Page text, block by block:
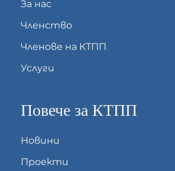
За нас
Членство
Членове на КТПП
Услуги
Повече за КТПП
Новини
Проекти